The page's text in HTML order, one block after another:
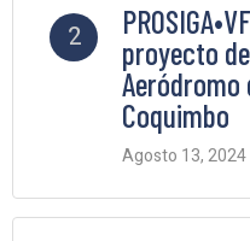
2
proyecto
Aeródromo
Coquimbo
Agosto 13, 2024